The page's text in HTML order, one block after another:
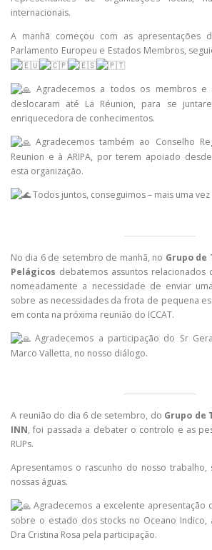
internacionais.
A manhã começou com as apresentações
Parlamento Europeu e Estados Membros,
Agradecemos a todos os membros e
deslocaram até La Réunion, para se
enriquecedora de conhecimentos.
Agradecemos também ao Conselho
Reunion e à ARIPA, por terem apoiado
esta organização.
Todos juntos, conseguimos – mais uma
No dia 6 de setembro de manhã, no Grupo de
Pelágicos debatemos assuntos relacionados
nomeadamente a necessidade de enviar
sobre as necessidades da frota de pequena
em conta na próxima reunião do ICCAT.
Agradecemos a participação do Sr
Marco Valletta, no nosso diálogo.
A reunião do dia 6 de setembro, do Grupo de
INN, foi passada a debater o controlo e as
RUPs.
Apresentamos o rascunho do nosso trabalho,
nossas águas.
Agradecemos a excelente apresentação
sobre o estado dos stocks no Oceano Indico,
Dra Cristina Rosa pela participação.